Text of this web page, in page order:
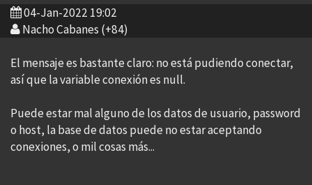
04-Jan-2022 19:02
Nacho Cabanes (+84)
El mensaje es bastante claro: no está pudiendo conectar,
así que la variable conexión es null.
Puede estar mal alguno de los datos de usuario, password
o host, la base de datos puede no estar aceptando
conexiones, o mil cosas más...